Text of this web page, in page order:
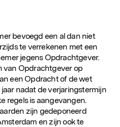
bevoegd een al dan niet
te verrekenen met een
jegens Opdrachtgever.
van Opdrachtgever op
een Opdracht of de wet
nadat de verjaringstermijn
regels is aangevangen.
zijn gedeponeerd
en zijn ook te